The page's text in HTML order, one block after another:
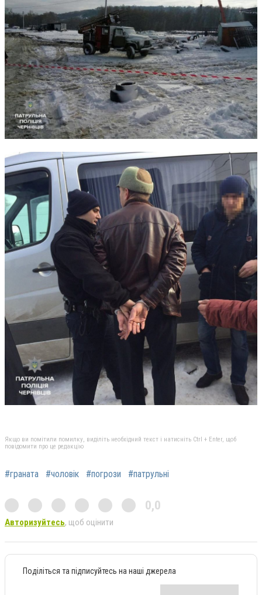
Якщо ви помітили помилку, виділіть необхідний текст і натисніть Ctrl + Enter, щоб
повідомити про це редакцію
#граната #чоловік #погрози #патрульні
0,0
Авторизуйтесь, щоб оцінити
Поділіться та підписуйтесь на наші джерела